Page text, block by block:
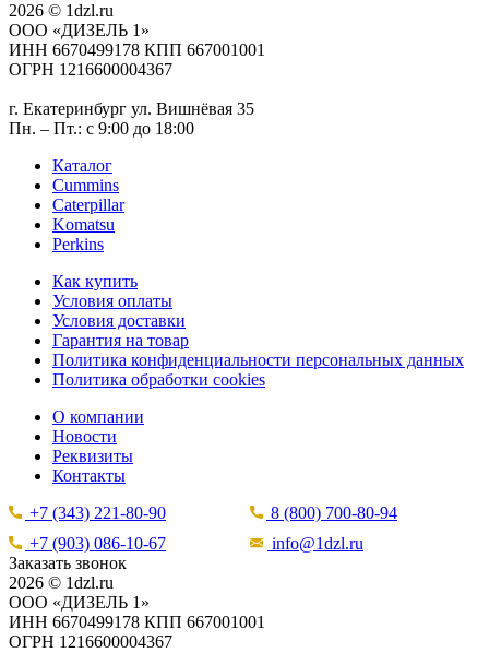
2026 © 1dzl.ru
ООО «ДИЗЕЛЬ 1»
ИНН 6670499178 КПП 667001001
ОГРН 1216600004367
г. Екатеринбург ул. Вишнёвая 35
Пн. – Пт.: с 9:00 до 18:00
Каталог
Cummins
Caterpillar
Komatsu
Perkins
Как купить
Условия оплаты
Условия доставки
Гарантия на товар
Политика конфиденциальности персональных данных
Политика обработки cookies
О компании
Новости
Реквизиты
Контакты
+7 (343) 221-80-90
8 (800) 700-80-94
+7 (903) 086-10-67
info@1dzl.ru
Заказать звонок
2026 © 1dzl.ru
ООО «ДИЗЕЛЬ 1»
ИНН 6670499178 КПП 667001001
ОГРН 1216600004367